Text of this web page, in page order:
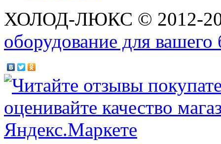
ХОЛОД-ЛЮКС © 2012-
оборудование для вашего